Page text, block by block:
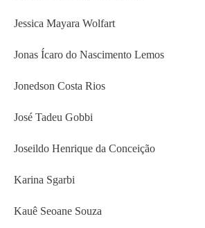
Jessica Mayara Wolfart
Jonas Ícaro do Nascimento Lemos
Jonedson Costa Rios
José Tadeu Gobbi
Joseildo Henrique da Conceição
Karina Sgarbi
Kauê Seoane Souza